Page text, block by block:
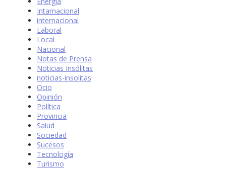
Intarnacional
internacional
Laboral
Local
Nacional
Notas de Prensa
Noticias Insólitas
noticias-insolitas
Ocio
Opinión
Política
Provincia
Salud
Sociedad
Sucesos
Tecnología
Turismo